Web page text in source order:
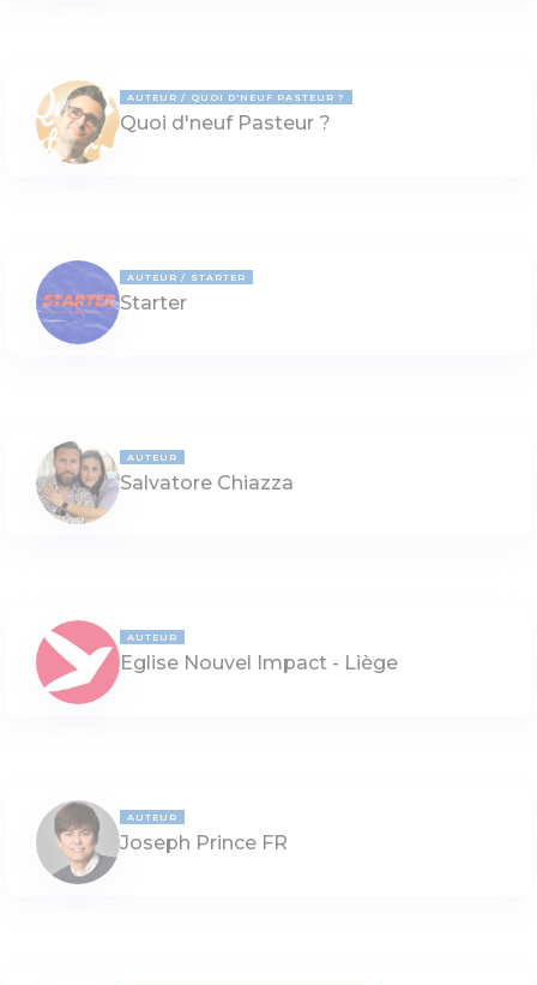
AUTEUR QUOI D'NEUF PASTEUR ?
Quoi d'neuf Pasteur ?
AUTEUR STARTER
Starter
AUTEUR
Salvatore Chiazza
AUTEUR
Eglise Nouvel Impact - Liège
AUTEUR
Joseph Prince FR